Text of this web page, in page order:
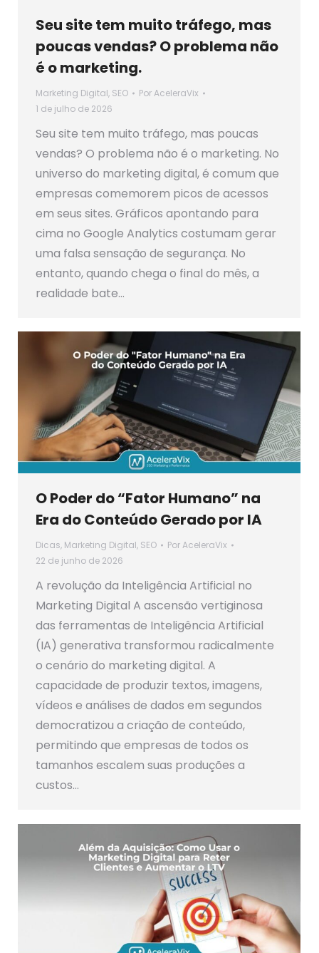
Seu site tem muito tráfego, mas
poucas vendas? O problema não
é o marketing.
Marketing Digital, SEO PorAceleraVix
1 de julho de 2026
Seu site tem muito tráfego, mas poucas
vendas? O problema não é o marketing. No
universo do marketing digital, é comum que
empresas comemorem picos de acessos
em seus sites. Gráficos apontando para
cima no Google Analytics costumam gerar
uma falsa sensação de segurança. No
entanto, quando chega o final do mês, a
realidade bate…
O Poder do “Fator Humano” na
Era do Conteúdo Gerado por IA
Dicas, Marketing Digital, SEO PorAceleraVix
22 de junho de 2026
A revolução da Inteligência Artificial no
Marketing Digital A ascensão vertiginosa
das ferramentas de Inteligência Artificial
(IA) generativa transformou radicalmente
o cenário do marketing digital. A
capacidade de produzir textos, imagens,
vídeos e análises de dados em segundos
democratizou a criação de conteúdo,
permitindo que empresas de todos os
tamanhos escalem suas produções a
custos…